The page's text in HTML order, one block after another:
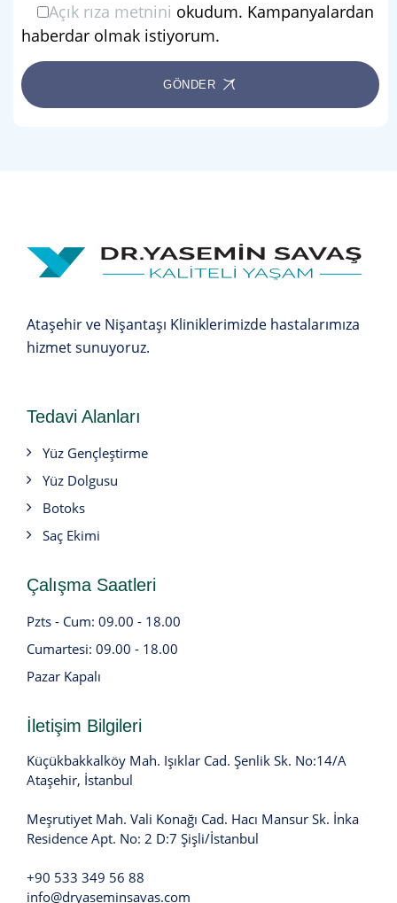
Açık rıza metnini okudum. Kampanyalardan
haberdar olmak istiyorum.
GÖNDER
Ataşehir ve Nişantaşı Kliniklerimizde hastalarımıza
hizmet sunuyoruz.
Tedavi Alanları
Yüz Gençleştirme
Yüz Dolgusu
Botoks
Saç Ekimi
Çalışma Saatleri
Pzts - Cum: 09.00 - 18.00
Cumartesi: 09.00 - 18.00
Pazar Kapalı
İletişim Bilgileri
Küçükbakkalköy Mah. Işıklar Cad. Şenlik Sk. No:14/A
Ataşehir, İstanbul
Meşrutiyet Mah. Vali Konağı Cad. Hacı Mansur Sk. İnka
Residence Apt. No: 2 D:7 Şişli/İstanbul
+90 533 349 56 88
info@dryaseminsavas.com